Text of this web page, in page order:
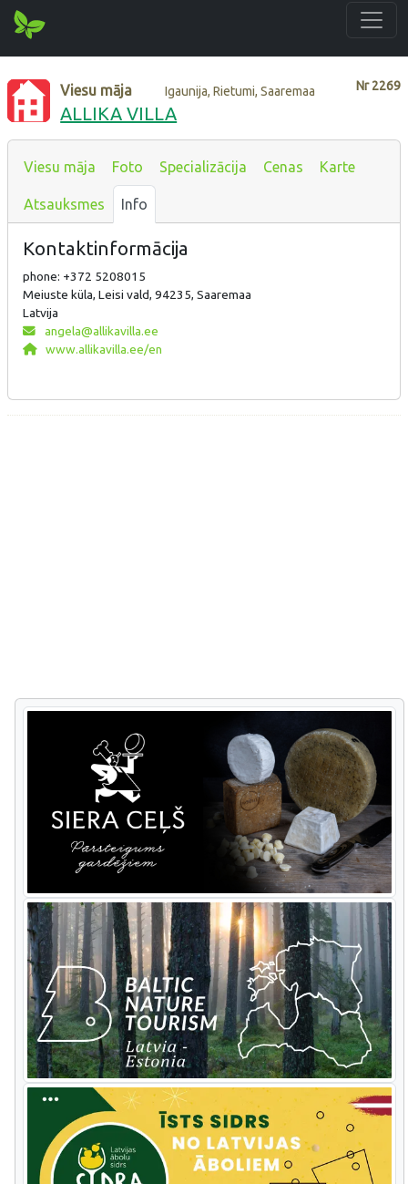
Nr2269
Viesu māja Igaunija, Rietumi, Saaremaa
ALLIKA VILLA
Viesu māja Foto Specializācija Cenas Karte
Atsauksmes Info
Kontaktinformācija
phone: +372 5208015
Meiuste küla, Leisi vald, 94235, Saaremaa
Latvija
angela@allikavilla.ee
www.allikavilla.ee/en